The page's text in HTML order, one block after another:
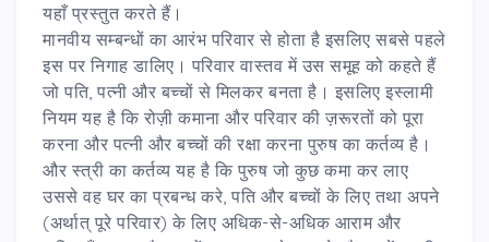
यहाँ प्रस्तुत करते हैं।
मानवीय सम्बन्धों का आरंभ परिवार से होता है इसलिए सबसे पहले
इस पर निगाह डालिए। परिवार वास्तव में उस समूह को कहते हैं
जो पति, पत्नी और बच्चों से मिलकर बनता है। इसलिए इस्लामी
नियम यह है कि रोज़ी कमाना और परिवार की ज़रूरतों को पूरा
करना और पत्नी और बच्चों की रक्षा करना पुरुष का कर्तव्य है।
और स्त्री का कर्तव्य यह है कि पुरुष जो कुछ कमा कर लाए
उससे वह घर का प्रबन्ध करे, पति और बच्चों के लिए तथा अपने
(अर्थात् पूरे परिवार) के लिए अधिक-से-अधिक आराम और